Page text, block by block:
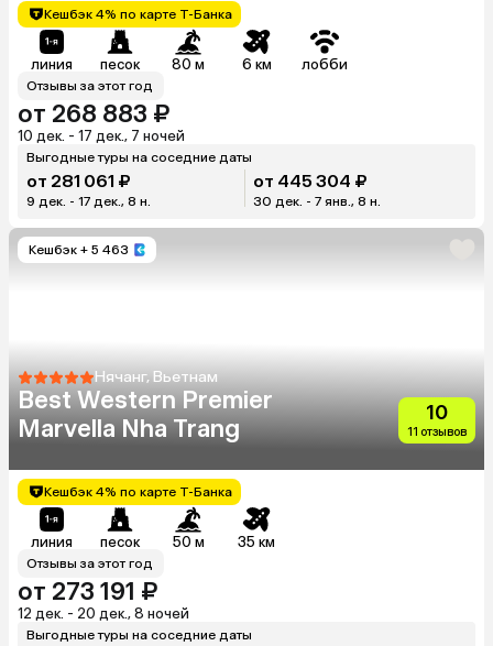
Кешбэк 4% по карте Т-Банка
линия песок 80 м 6 км лобби
Отзывы за этот год
от 268 883 ₽
10 дек. - 17 дек., 7 ночей
Выгодные туры на соседние даты
от 281 061 ₽
9 дек. - 17 дек., 8 н.
от 445 304 ₽
30 дек. - 7 янв., 8 н.
Кешбэк + 5 463
Нячанг, Вьетнам
Best Western Premier
Marvella Nha Trang
10
11 отзывов
Кешбэк 4% по карте Т-Банка
линия песок 50 м 35 км
Отзывы за этот год
от 273 191 ₽
12 дек. - 20 дек., 8 ночей
Выгодные туры на соседние даты